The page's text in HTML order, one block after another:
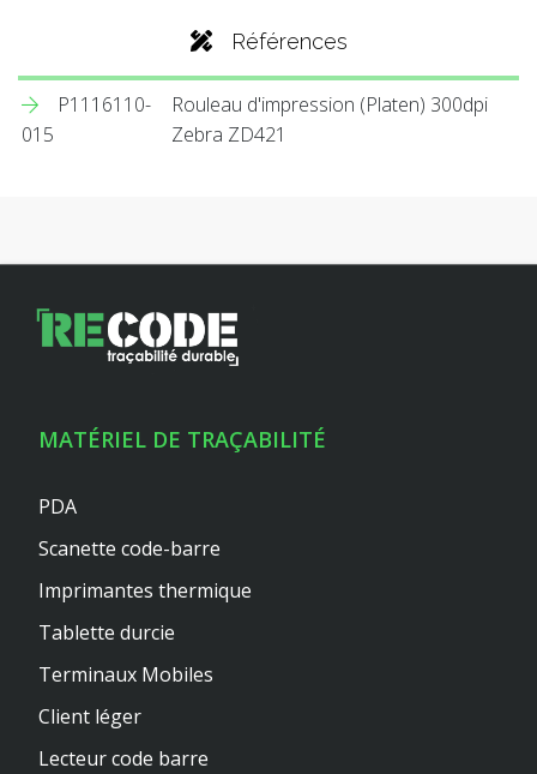
Références
P1116110-
015
Rouleau d'impression (Platen) 300dpi
Zebra ZD421
MATÉRIEL DE TRAÇABILITÉ
PDA
Scanette code-barre
Imprimantes thermique
Tablette durcie
Terminaux Mobiles
Client léger
Lecteur code barre